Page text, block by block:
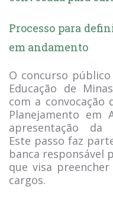
Processo para
em andamento
O concurso
Educação de
com a convocação
Planejamento em
apresentação da
Este passo faz
banca responsável
que visa
cargos.